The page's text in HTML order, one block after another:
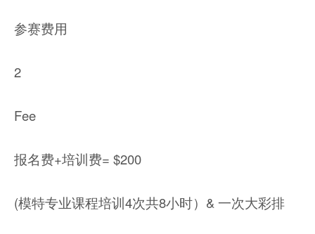
参赛费用
2
Fee
报名费+培训费= $200
(模特专业课程培训4次共8小时）& 一次大彩排